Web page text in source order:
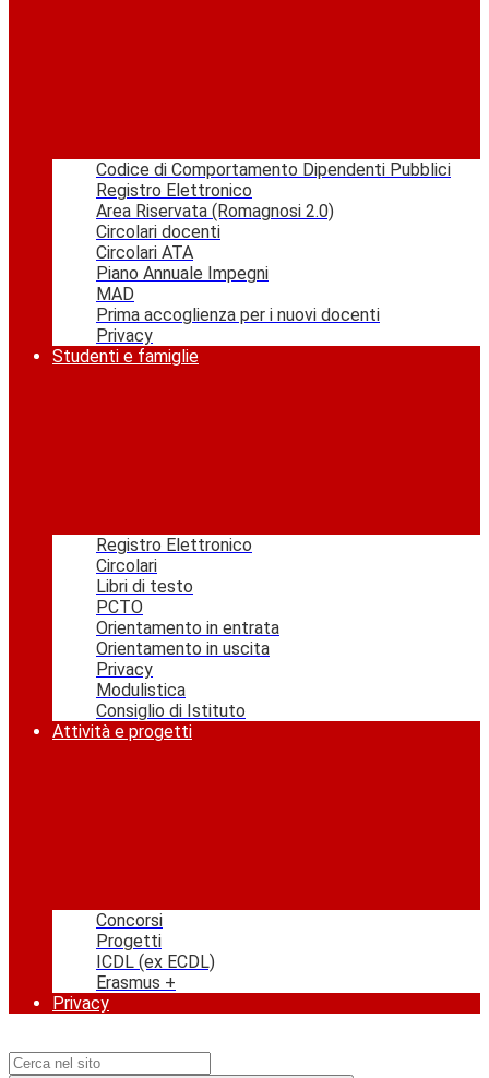
Codice di Comportamento Dipendenti Pubblici
Registro Elettronico
Area Riservata (Romagnosi 2.0)
Circolari docenti
Circolari ATA
Piano Annuale Impegni
MAD
Prima accoglienza per i nuovi docenti
Privacy
Studenti e famiglie
Registro Elettronico
Circolari
Libri di testo
PCTO
Orientamento in entrata
Orientamento in uscita
Privacy
Modulistica
Consiglio di Istituto
Attività e progetti
Concorsi
Progetti
ICDL (ex ECDL)
Erasmus +
Privacy